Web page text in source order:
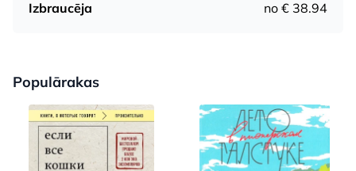
Izbraucēja
no € 38.94
Populārakas